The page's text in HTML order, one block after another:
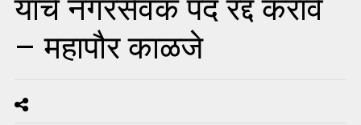
यांचे नगरसेवक पद रद्द करावे
– महापौर काळजे